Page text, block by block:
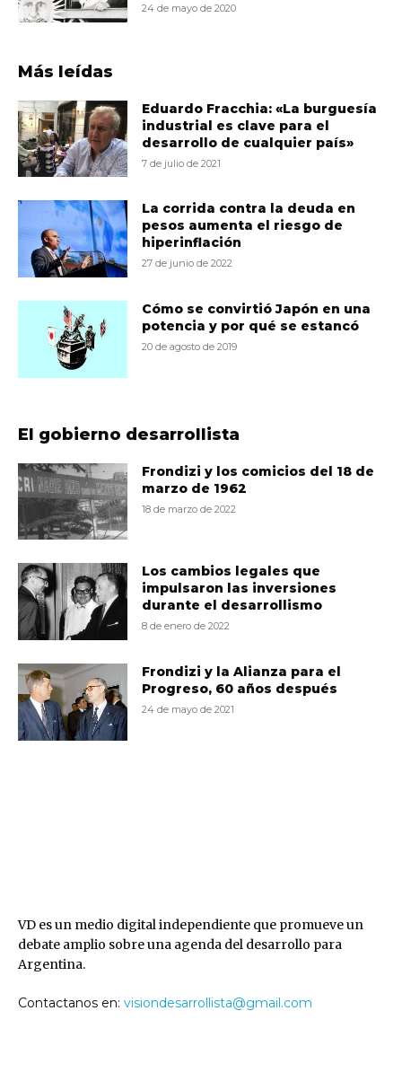
24 de mayo de 2020
Más leídas
Eduardo Fracchia: «La burguesía
industrial es clave para el
desarrollo de cualquier país»
7 de julio de 2021
La corrida contra la deuda en
pesos aumenta el riesgo de
hiperinflación
27 de junio de 2022
Cómo se convirtió Japón en una
potencia y por qué se estancó
20 de agosto de 2019
El gobierno desarrollista
Frondizi y los comicios del 18 de
marzo de 1962
18 de marzo de 2022
Los cambios legales que
impulsaron las inversiones
durante el desarrollismo
8 de enero de 2022
Frondizi y la Alianza para el
Progreso, 60 años después
24 de mayo de 2021
VD es un medio digital independiente que promueve un
debate amplio sobre una agenda del desarrollo para
Argentina.
Contactanos en: visiondesarrollista@gmail.com